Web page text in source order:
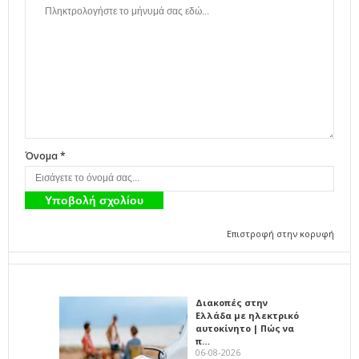
Όνομα *
Επιστροφή στην κορυφή
Διακοπές στην
Ελλάδα με ηλεκτρικό
αυτοκίνητο | Πώς να
π…
06-08-2026